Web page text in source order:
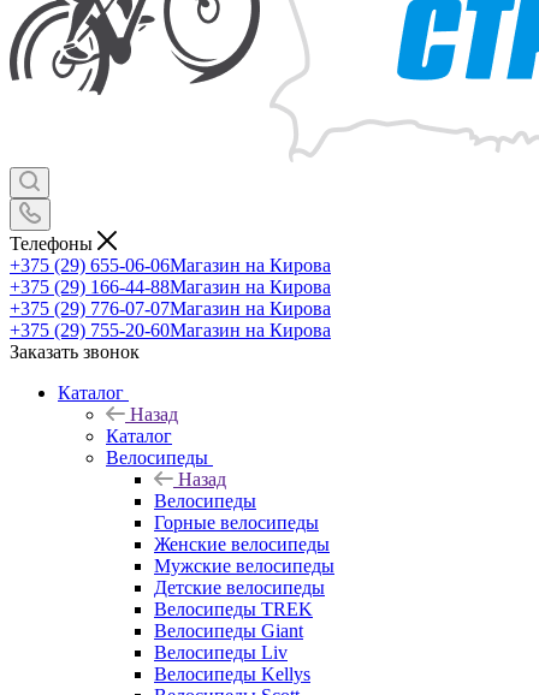
Телефоны
+375 (29) 655-06-06Магазин на Кирова
+375 (29) 166-44-88Магазин на Кирова
+375 (29) 776-07-07Магазин на Кирова
+375 (29) 755-20-60Магазин на Кирова
Заказать звонок
Каталог
Назад
Каталог
Велосипеды
Назад
Велосипеды
Горные велосипеды
Женские велосипеды
Мужские велосипеды
Детские велосипеды
Велосипеды TREK
Велосипеды Giant
Велосипеды Liv
Велосипеды Kellys